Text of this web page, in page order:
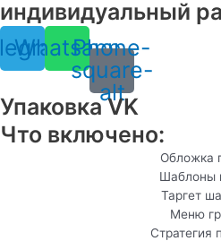
индивидуальный
Whatsapp
Phone-
square-
alt
Упаковка VK
Что включено:
Обложка
Шаблоны
Таргет
Меню
Стратегия